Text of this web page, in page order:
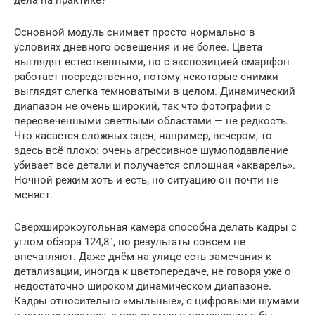
Основной модуль снимает просто нормально в
условиях дневного освещения и не более. Цвета
выглядят естественными, но с экспозицией смартфон
работает посредственно, потому некоторые снимки
выглядят слегка темноватыми в целом. Динамический
диапазон не очень широкий, так что фотографии с
пересвеченными светлыми областями — не редкость.
Что касается сложных сцен, например, вечером, то
здесь всё плохо: очень агрессивное шумоподавление
убивает все детали и получается сплошная «акварель».
Ночной режим хоть и есть, но ситуацию он почти не
меняет.
Сверхширокоугольная камера способна делать кадры с
углом обзора 124,8°, но результаты совсем не
впечатляют. Даже днём на улице есть замечания к
детализации, иногда к цветопередаче, не говоря уже о
недостаточно широком динамическом диапазоне.
Кадры относительно «мыльные», с цифровыми шумами